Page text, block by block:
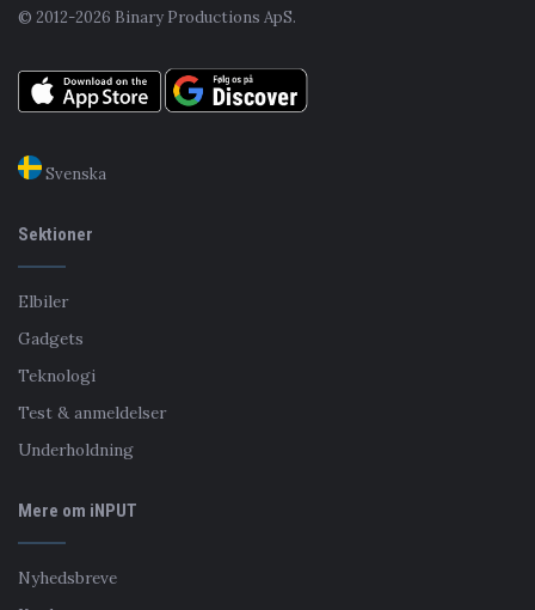
© 2012-2026 Binary Productions ApS.
Svenska
Sektioner
Elbiler
Gadgets
Teknologi
Test & anmeldelser
Underholdning
Mere om iNPUT
Nyhedsbreve